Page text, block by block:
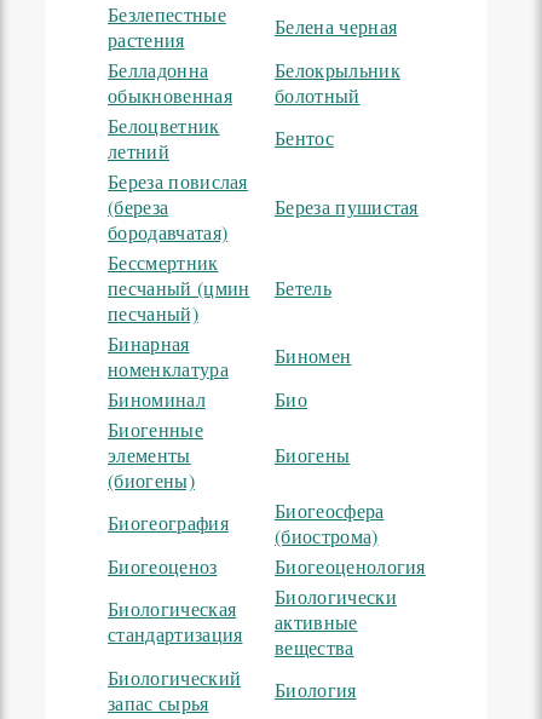
Безлепестные
растения
Белена черная
Белладонна
обыкновенная
Белокрыльник
болотный
Белоцветник
летний
Бентос
Береза повислая
(береза
бородавчатая)
Береза пушистая
Бессмертник
песчаный (цмин
песчаный)
Бетель
Бинарная
номенклатура
Биномен
Биноминал
Био
Биогенные
элементы
(биогены)
Биогены
Биогеография
Биогеосфера
(биострома)
Биогеоценоз
Биогеоценология
Биологическая
стандартизация
Биологически
активные
вещества
Биологический
запас сырья
Биология